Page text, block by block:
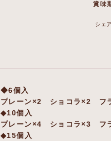
賞味
シェ
◆6個入
プレーン×2 ショコラ×2 フ
◆10個入
プレーン×4 ショコラ×3 フ
◆15個入